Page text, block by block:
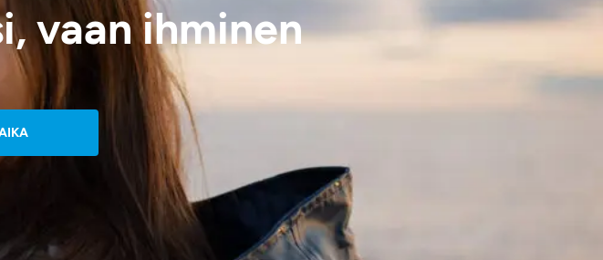
vaan ihminen